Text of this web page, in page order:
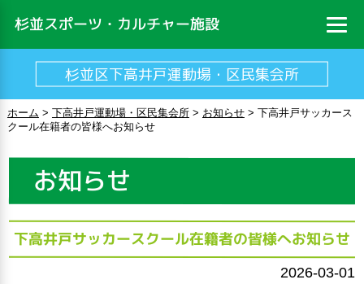
杉並スポーツ・カルチャー施設
杉並区下高井戸運動場・区民集会所
ホーム > 下高井戸運動場・区民集会所> お知らせ> 下高井戸サッカース
クール在籍者の皆様へお知らせ
お知らせ
下高井戸サッカースクール在籍者の皆様へお知らせ
2026-03-01